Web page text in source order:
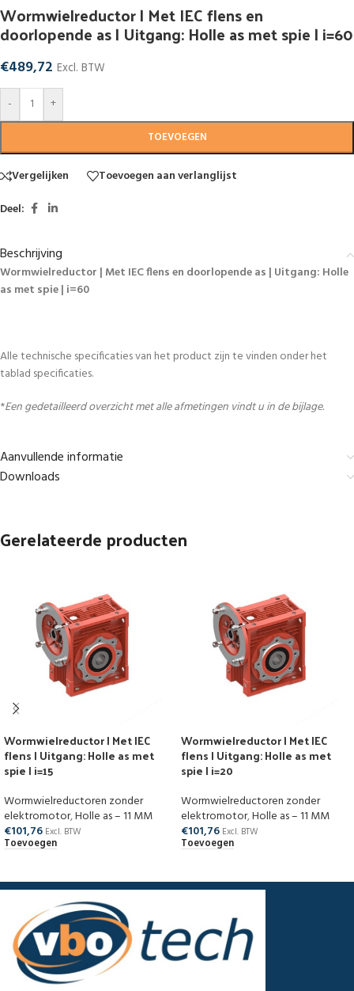
Wormwielreductor | Met IEC flens en
doorlopende as | Uitgang: Holle as met spie | i=60
€489,72 Excl. BTW
-
+
TOEVOEGEN
Vergelijken
Toevoegen aan verlanglijst
Deel:
Beschrijving
Wormwielreductor | Met IEC flens en doorlopende as | Uitgang: Holle
as met spie | i=60
Alle technische specificaties van het product zijn te vinden onder het
tablad specificaties.
*Een gedetailleerd overzicht met alle afmetingen vindt u in de bijlage.
Aanvullende informatie
Downloads
Gerelateerde producten
Wormwielreductor | Met IEC
flens | Uitgang: Holle as met
spie | i=15
Wormwielreductoren zonder
elektromotor,Holle as – 11 MM
€101,76 Excl. BTW
Toevoegen
Wormwielreductor | Met IEC
flens | Uitgang: Holle as met
spie | i=20
Wormwielreductoren zonder
elektromotor,Holle as – 11 MM
€101,76 Excl. BTW
Toevoegen